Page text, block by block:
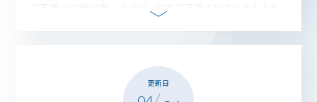
ご不便をお掛け致しますが、何卒ご了承くださいますよう
２０２５年１２月２７日（土）～２０２６年１月４日（日）まで
更新日